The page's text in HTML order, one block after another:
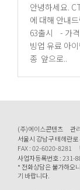
안녕하세요. CTRacer 입니다. 금주 정기점검시 변경된내역
에 대해 안내드립니다. [변경 내역] 1. 신
63출시 - 가격 15,000 캐시 2. ACL-63 전용 드레스업,드라이
빙업 유료 아이템 출시 - 프론트,리어,
종 앞으로..
(주)에이스콘텐츠
관
서울시 강남구 테헤란
FAX : 02-6020-8281
사업자등록번호 : 231-
* 전화상담은 불가하오
기 바랍니다.